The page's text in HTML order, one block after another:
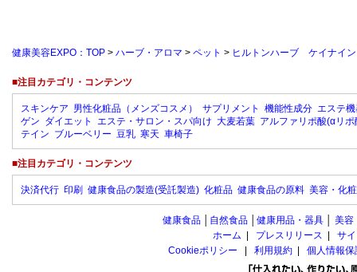
健康美容EXPO：TOP > ハーブ・アロマ > ペット > ヒルトンハーブ ケイナイ
■注目カテゴリ・コンテンツ
スキンケア 男性化粧品（メンズコスメ） サプリメント 機能性成分 エステ
ゲン ダイエット エステ・サロン・スパ向け 大麦若葉 アルファリポ酸(αリポ
テイン ブルーベリー 豆乳 寒天 車椅子
■注目カテゴリ・コンテンツ
決済代行 印刷 健康食品の製造(受託製造) 化粧品 健康食品の原料 美容・化
健康食品 自然食品 健康用品・器具 美容
ホーム
プレスリリース
サ
Cookieポリシー
利用規約 個人情報